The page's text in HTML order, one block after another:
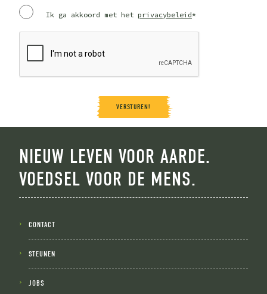
Ik ga akkoord met het privacybeleid*
VERSTUREN!
NIEUW LEVEN VOOR AARDE.
VOEDSEL VOOR DE MENS.
CONTACT
STEUNEN
JOBS